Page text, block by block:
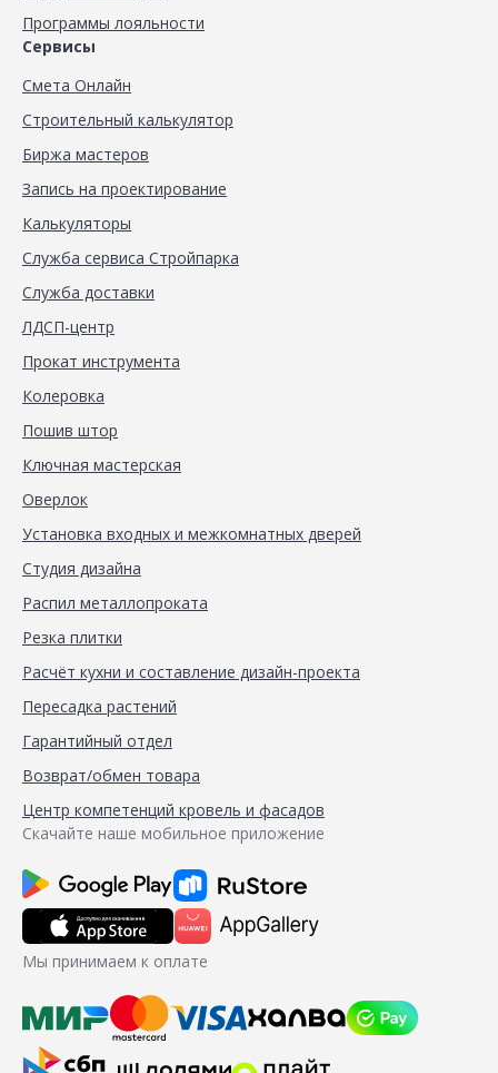
Программы лояльности
Сервисы
Смета Онлайн
Строительный калькулятор
Биржа мастеров
Запись на проектирование
Калькуляторы
Служба сервиса Стройпарка
Служба доставки
ЛДСП-центр
Прокат инструмента
Колеровка
Пошив штор
Ключная мастерская
Оверлок
Установка входных и межкомнатных дверей
Студия дизайна
Распил металлопроката
Резка плитки
Расчёт кухни и составление дизайн-проекта
Пересадка растений
Гарантийный отдел
Возврат/обмен товара
Центр компетенций кровель и фасадов
Скачайте наше мобильное приложение
Мы принимаем к оплате